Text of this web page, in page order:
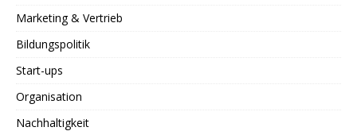
Marketing & Vertrieb
Bildungspolitik
Start-ups
Organisation
Nachhaltigkeit